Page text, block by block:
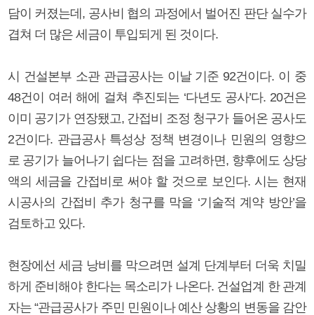
담이 커졌는데, 공사비 협의 과정에서 벌어진 판단 실수가
겹쳐 더 많은 세금이 투입되게 된 것이다.
시 건설본부 소관 관급공사는 이날 기준 92건이다. 이 중
48건이 여러 해에 걸쳐 추진되는 ‘다년도 공사’다. 20건은
이미 공기가 연장됐고, 간접비 조정 청구가 들어온 공사도
2건이다. 관급공사 특성상 정책 변경이나 민원의 영향으
로 공기가 늘어나기 쉽다는 점을 고려하면, 향후에도 상당
액의 세금을 간접비로 써야 할 것으로 보인다. 시는 현재
시공사의 간접비 추가 청구를 막을 ‘기술적 계약 방안’을
검토하고 있다.
현장에선 세금 낭비를 막으려면 설계 단계부터 더욱 치밀
하게 준비해야 한다는 목소리가 나온다. 건설업계 한 관계
자는 “관급공사가 주민 민원이나 예산 상황의 변동을 감안